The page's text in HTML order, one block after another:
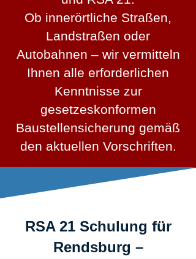
Ob innerörtliche Straßen,
Landstraßen oder
Autobahnen – wir vermitteln
Ihnen alle erforderlichen
Kenntnisse zur
gesetzeskonformen
Baustellensicherung gemäß
den aktuellen Vorschriften.
RSA 21 Schulung für
Rendsburg –